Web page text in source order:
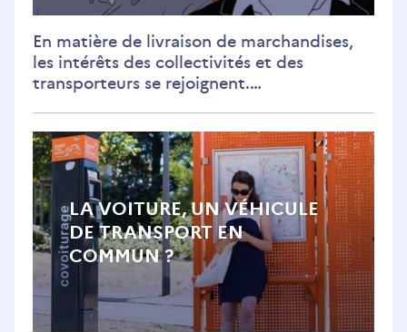
En matière de livraison de marchandises,
les intérêts des collectivités et des
transporteurs se rejoignent.…
LA VOITURE, UN VÉHICULE
DE TRANSPORT EN
COMMUN ?